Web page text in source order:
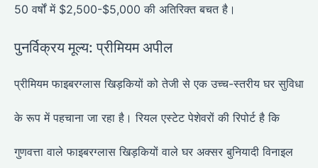
50 वर्षों में $2,500-$5,000 की अतिरिक्त बचत है।
पुनर्विक्रय मूल्य: प्रीमियम अपील
प्रीमियम फाइबरग्लास खिड़कियों को तेजी से एक उच्च-स्तरीय घर सुविधा
के रूप में पहचाना जा रहा है। रियल एस्टेट पेशेवरों की रिपोर्ट है कि
गुणवत्ता वाले फाइबरग्लास खिड़कियों वाले घर अक्सर बुनियादी विनाइल